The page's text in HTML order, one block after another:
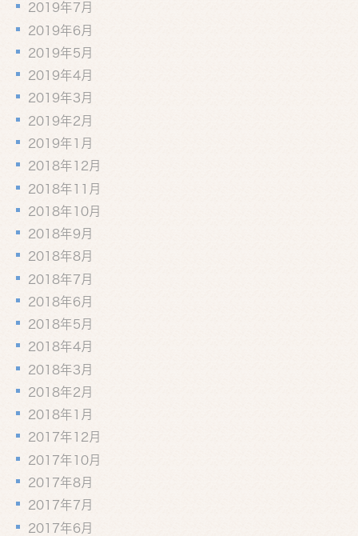
2019年7月
2019年6月
2019年5月
2019年4月
2019年3月
2019年2月
2019年1月
2018年12月
2018年11月
2018年10月
2018年9月
2018年8月
2018年7月
2018年6月
2018年5月
2018年4月
2018年3月
2018年2月
2018年1月
2017年12月
2017年10月
2017年8月
2017年7月
2017年6月